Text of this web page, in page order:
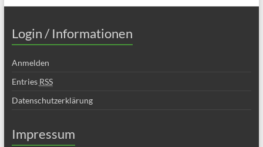
Login / Informationen
Anmelden
Entries RSS
Datenschutzerklärung
Impressum